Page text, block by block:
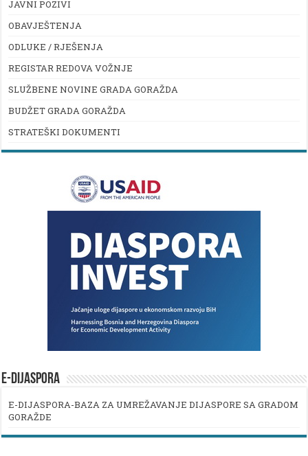
JAVNI POZIVI
OBAVJEŠTENJA
ODLUKE / RJEŠENJA
REGISTAR REDOVA VOŽNJE
SLUŽBENE NOVINE GRADA GORAŽDA
BUDŽET GRADA GORAŽDA
STRATEŠKI DOKUMENTI
E-DIJASPORA
E-DIJASPORA-BAZA ZA UMREŽAVANJE DIJASPORE SA GRADOM
GORAŽDE